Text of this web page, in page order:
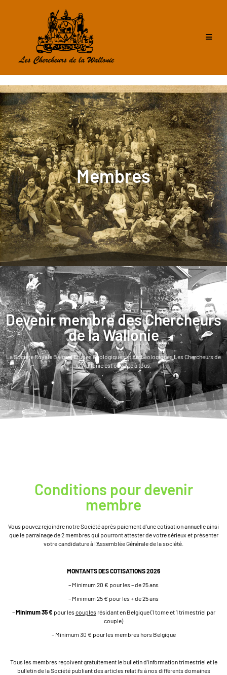
Membres
Devenir membre des Chercheurs
de la Wallonie
La Société Royale Belge d’Etudes Géologiques et Archéologiques Les Chercheurs de
la Wallonie est ouverte à tous.
Conditions pour devenir
membre
Vous pouvez rejoindre notre Société après paiement d’une cotisation annuelle ainsi
que le parrainage de 2 membres qui pourront attester de votre sérieux et présenter
votre candidature à l’Assemblée Générale de la société.
MONTANTS DES COTISATIONS 2026
– Minimum 20 € pour les – de 25 ans
– Minimum 25 € pour les + de 25 ans
–Minimum 35 € pour lescouplesrésidant en Belgique (1 tome et 1 trimestriel par
couple)
– Minimum 30 € pour les membres hors Belgique
Tous les membres reçoivent gratuitement le bulletin d’information trimestriel et le
bulletin de la Société publiant des articles relatifs à nos différents domaines